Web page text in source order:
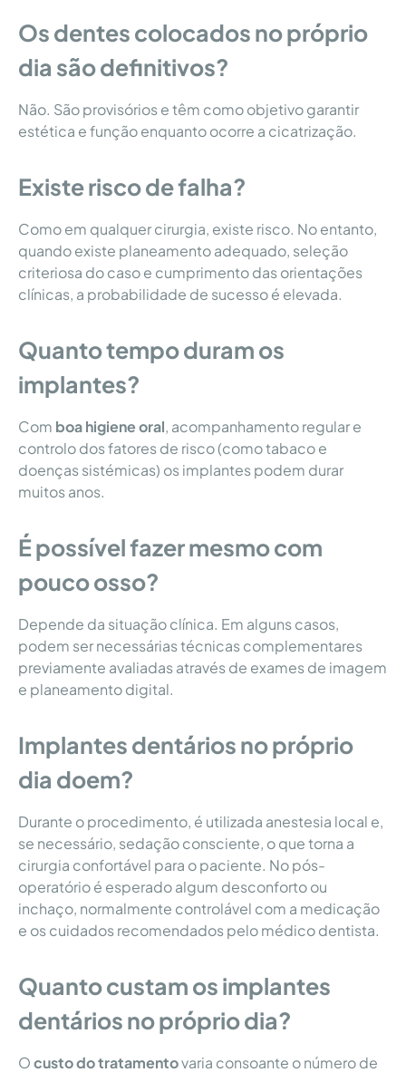
Os dentes colocados no próprio
dia são definitivos?
Não. São provisórios e têm como objetivo garantir
estética e função enquanto ocorre a cicatrização.
Existe risco de falha?
Como em qualquer cirurgia, existe risco. No entanto,
quando existe planeamento adequado, seleção
criteriosa do caso e cumprimento das orientações
clínicas, a probabilidade de sucesso é elevada.
Quanto tempo duram os
implantes?
Com boa higiene oral, acompanhamento regular e
controlo dos fatores de risco (como tabaco e
doenças sistémicas) os implantes podem durar
muitos anos.
É possível fazer mesmo com
pouco osso?
Depende da situação clínica. Em alguns casos,
podem ser necessárias técnicas complementares
previamente avaliadas através de exames de imagem
e planeamento digital.
Implantes dentários no próprio
dia doem?
Durante o procedimento, é utilizada anestesia local e,
se necessário, sedação consciente, o que torna a
cirurgia confortável para o paciente. No pós-
operatório é esperado algum desconforto ou
inchaço, normalmente controlável com a medicação
e os cuidados recomendados pelo médico dentista.
Quanto custam os implantes
dentários no próprio dia?
Ocusto do tratamentovaria consoante o número de